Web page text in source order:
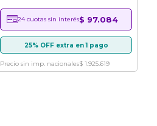
24 cuotas sin interés$ 97.084
25% OFF extra en 1 pago
Precio sin imp. nacionales$ 1.925.619